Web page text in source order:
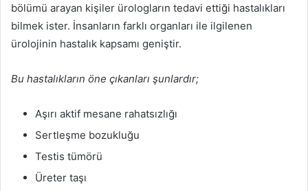
bölümü arayan kişiler ürologların tedavi ettiği hastalıkları
bilmek ister. İnsanların farklı organları ile ilgilenen
ürolojinin hastalık kapsamı geniştir.
Bu hastalıkların öne çıkanları şunlardır;
Aşırı aktif mesane rahatsızlığı
Sertleşme bozukluğu
Testis tümörü
Üreter taşı